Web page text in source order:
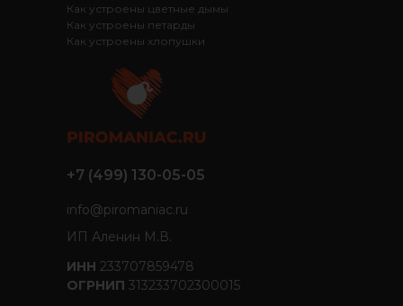
Как устроены цветные дымы
Как устроены петарды
Как устроены хлопушки
+7 (499) 130-05-05
info@piromaniac.ru
ИП Аленин М.В.
ИНН 233707859478
ОГРНИП 313233702300015